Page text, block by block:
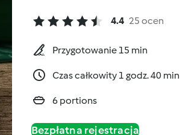
4.4 25 ocen
Przygotowanie 15 min
Czas całkowity 1 godz. 40 min
6 portions
Bezpłatna rejestracja